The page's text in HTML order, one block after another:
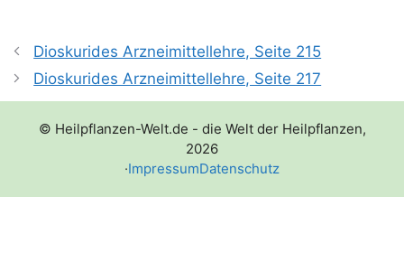
Dioskurides Arzneimittellehre, Seite 215
Dioskurides Arzneimittellehre, Seite 217
© Heilpflanzen-Welt.de - die Welt der Heilpflanzen,
2026
·ImpressumDatenschutz